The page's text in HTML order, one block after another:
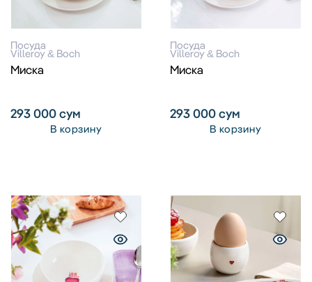
Посуда
Villeroy & Boch
Миска
293 000сум
В корзину
Посуда
Villeroy & Boch
Миска
293 000сум
В корзину